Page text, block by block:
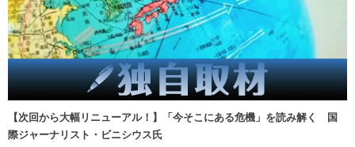
【次回から大幅リニューアル！】「今そこにある危機」を読み解く 国
際ジャーナリスト・ビニシウス氏